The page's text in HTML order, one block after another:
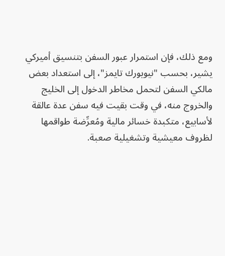
ومع ذلك، فإن استمرار عبور السفن بتنسيق أميركي
يشير، بحسب "نيويورك تايمز"، إلى استعداد بعض
مالكي السفن لتحمل مخاطر الدخول إلى الخليج
والخروج منه، في وقت بقيت فيه سفن عدة عالقة
لأسابيع، متكبدة خسائر مالية ومُعرِّضة طواقمها
لظروف معيشية وتشغيلية صعبة.